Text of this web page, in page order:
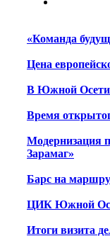
«Команда
Цена
В Южной
Время
Модернизация
Зарамаг»
Барс на
ЦИК Южной
Итоги визита